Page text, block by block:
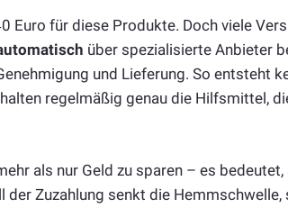
Euro für diese Produkte. Doch viele
über spezialisierte Anbieter
und Lieferung. So entsteht
regelmäßig genau die Hilfsmittel,
als nur Geld zu sparen – es
der Zuzahlung senkt die Hemmschwelle,